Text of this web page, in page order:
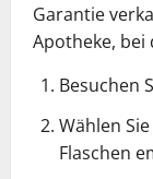
Garantie
Apotheke, bei
Besuchen
Wählen
Flaschen